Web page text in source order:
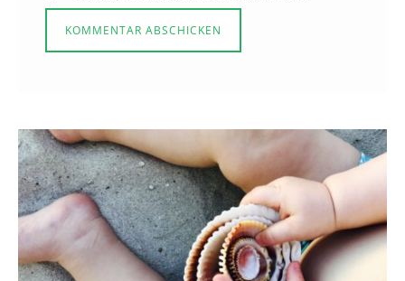
Reisen in der Elternzeit
16. SEPTEMBER 2019